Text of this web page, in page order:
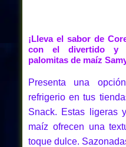
¡Lleva el sabor de
con el divertido y
palomitas de maíz
Presenta una
refrigerio en tus
Snack. Estas ligeras
maíz ofrecen una
toque dulce.